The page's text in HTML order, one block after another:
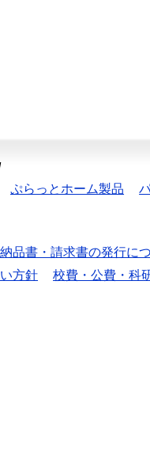
ぷらっとホーム製品
品書・請求書の発行に
方針 校費・公費・科